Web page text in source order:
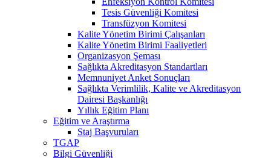
Tesis Güvenliği Komitesi
Transfüzyon Komitesi
Kalite Yönetim Birimi Çalışanları
Kalite Yönetim Birimi Faaliyetleri
Organizasyon Şeması
Sağlıkta Akreditasyon Standartları
Memnuniyet Anket Sonuçları
Sağlıkta Verimlilik, Kalite ve Akreditasyon
Dairesi Başkanlığı
Yıllık Eğitim Planı
Eğitim ve Araştırma
Staj Başvuruları
TGAP
Bilgi Güvenliği